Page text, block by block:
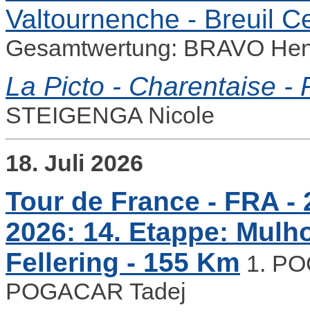
Valtournenche - Breuil
Gesamtwertung: BRAVO
La Picto - Charentaise -
STEIGENGA Nicole
18. Juli 2026
Tour de France - FRA -
2026: 14. Etappe:
Fellering - 155 Km 1.
POGACAR Tadej